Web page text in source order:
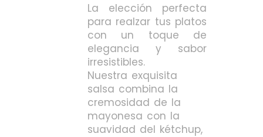
La elección perfecta
para realzar tus platos
con un toque de
elegancia y sabor
irresistibles.
Nuestra exquisita
salsa combina la
cremosidad de la
mayonesa con la
suavidad del kétchup,